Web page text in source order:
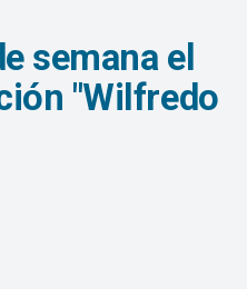
semana el
"Wilfredo